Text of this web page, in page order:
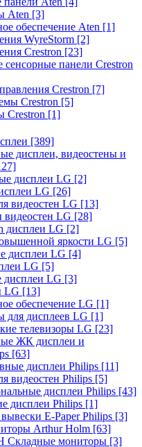
Aten [3]
обеспечение Aten [1]
WyreStorm [2]
Crestron [23]
панели Crestron
Crestron [7]
Crestron [5]
Crestron [1]
[389]
дисплеи, видеостены и
дисплеи LG [2]
LG [26]
видеостен LG [13]
LG [28]
дисплеи LG [2]
яркости LG [5]
дисплеи LG [4]
LG [5]
дисплеи LG [3]
LG [13]
обеспечение LG [1]
для дисплеев LG [1]
телевизоры LG [23]
ЖК дисплеи и
[63]
дисплеи Philips [11]
видеостен Philips [5]
дисплеи Philips [43]
дисплеи Philips [1]
E-Paper Philips [3]
Arthur Holm [63]
Складные мониторы [3]